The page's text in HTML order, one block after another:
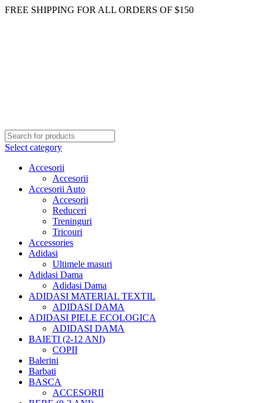
FREE SHIPPING FOR ALL ORDERS OF $150
Select category
Accesorii
Accesorii
Accesorii Auto
Accesorii
Reduceri
Treninguri
Tricouri
Accessories
Adidasi
Ultimele masuri
Adidasi Dama
Adidasi Dama
ADIDASI MATERIAL TEXTIL
ADIDASI DAMA
ADIDASI PIELE ECOLOGICA
ADIDASI DAMA
BAIETI (2-12 ANI)
COPII
Balerini
Barbati
BASCA
ACCESORII